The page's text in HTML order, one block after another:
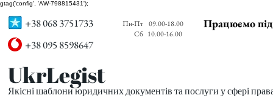
gtag('config', 'AW-798815431');
+38 068 3751733
+38 095 8598647
Пн-Пт
Сб
09.00-18.00
10.00-16.00
Працюємо
UkrLegist
Якісні шаблони юридичних документів та послуги у сфері